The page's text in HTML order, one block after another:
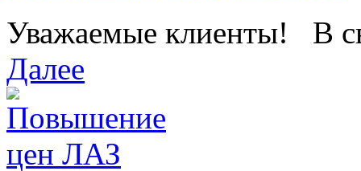
Уважаемые клиенты! В
Далее